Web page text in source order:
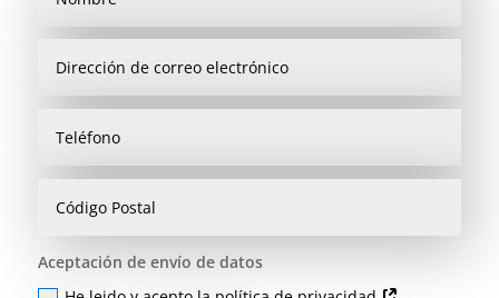
Aceptación de envío de datos